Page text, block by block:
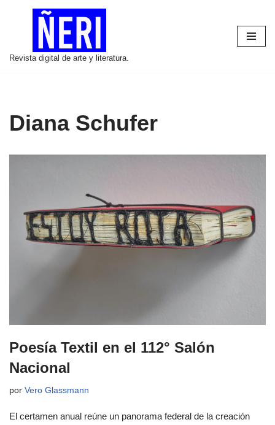
contenido
Revista digital de arte y literatura.
Diana Schufer
Poesía Textil en el 112° Salón
Nacional
por Vero Glassmann
El certamen anual reúne un panorama federal de la creación